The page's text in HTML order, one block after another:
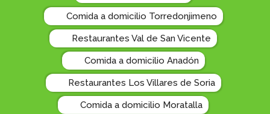
Comida a domicilio Torredonjimeno
Restaurantes Val de San Vicente
Comida a domicilio Anadón
Restaurantes Los Villares de Soria
Comida a domicilio Moratalla